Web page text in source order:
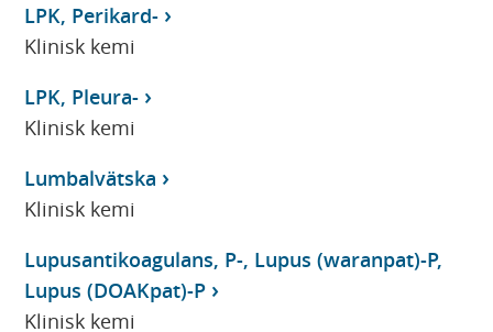
LPK, Perikard-
Klinisk kemi
LPK, Pleura-
Klinisk kemi
Lumbalvätska
Klinisk kemi
Lupusantikoagulans, P-, Lupus (waranpat)-P,
Lupus (DOAKpat)-P
Klinisk kemi